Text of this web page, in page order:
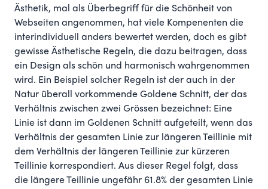
Ästhetik, mal als Überbegriff für die Schönheit von
Webseiten angenommen, hat viele Kompenenten die
interindividuell anders bewertet werden, doch es gibt
gewisse Ästhetische Regeln, die dazu beitragen, dass
ein Design als schön und harmonisch wahrgenommen
wird. Ein Beispiel solcher Regeln ist der auch in der
Natur überall vorkommende Goldene Schnitt, der das
Verhältnis zwischen zwei Grössen bezeichnet: Eine
Linie ist dann im Goldenen Schnitt aufgeteilt, wenn das
Verhältnis der gesamten Linie zur längeren Teillinie mit
dem Verhältnis der längeren Teillinie zur kürzeren
Teillinie korrespondiert. Aus dieser Regel folgt, dass
die längere Teillinie ungefähr 61.8% der gesamten Linie